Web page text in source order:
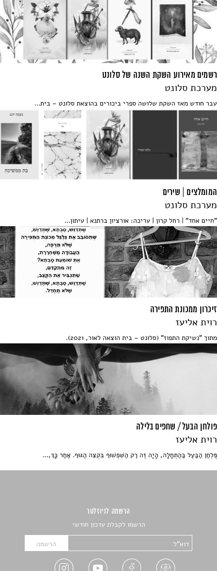
רשמים מאירוע השקת השנה של סלונט
מערכת סלונט
עבר חודש מאז השקת שלושה ספרי ביכורים בהוצאת סלונט – בית...
המומלצים | שירים
מערכת סלונט
"חיים אחד" | רחל קרון | עריכה: אורציון ברתנא | עיתון...
זיכרון ממכונת התפירה
רוית אליעז
מתוך "נשיקת התפוז" (סלונט – בית הוצאה לאור, 2021).
פולחן הבעל / שחפים בלילה
רוית אליעז
פֻּלְחַן הַבַּעַל בַּהַתְחָלָה, הָיָה זֶה רַק הַשִּׁפְשׁוּף בִּקְצֵה הַגּוּף. אַחַר כָּךְ,...
הרשמה לניוזלטר
הרשמו לקבלת עדכון חודשי